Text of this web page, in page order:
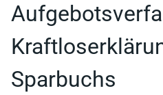
Sparbuchs